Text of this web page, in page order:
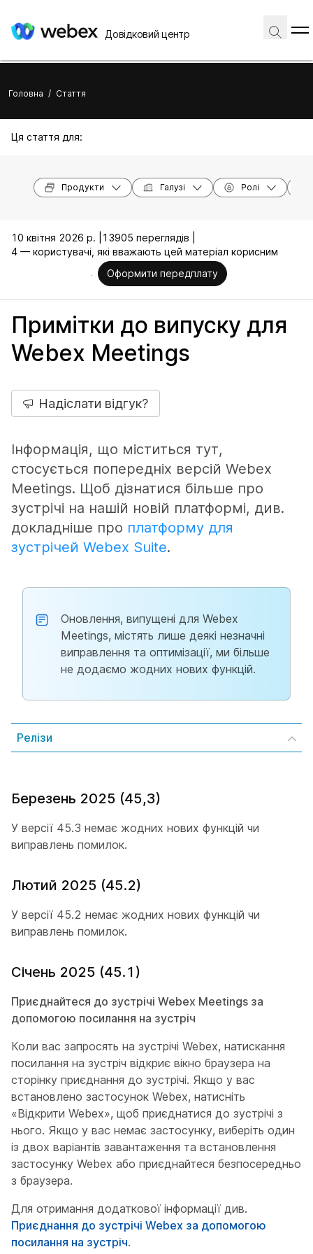
Довідковий центр
Головна / Стаття
Ця стаття для:
Продукти Галузі Ролі
10 квітня 2026 р. |
13905 переглядів |
4 — користувачі, які вважають цей матеріал корисним
Оформити передплату
Примітки до випуску для
Webex Meetings
Надіслати відгук?
Інформація, що міститься тут,
стосується попередніх версій Webex
Meetings. Щоб дізнатися більше про
зустрічі на нашій новій платформі, див.
докладніше про платформу для
зустрічей Webex Suite.
Оновлення, випущені для Webex
Meetings, містять лише деякі незначні
виправлення та оптимізації, ми більше
не додаємо жодних нових функцій.
Релізи
Березень 2025 (45,3)
У версії 45.3 немає жодних нових функцій чи
виправлень помилок.
Лютий 2025 (45.2)
У версії 45.2 немає жодних нових функцій чи
виправлень помилок.
Січень 2025 (45.1)
Приєднайтеся до зустрічі Webex Meetings за
допомогою посилання на зустріч
Коли вас запросять на зустрічі Webex, натискання
посилання на зустріч відкриє вікно браузера на
сторінку приєднання до зустрічі. Якщо у вас
встановлено застосунок Webex, натисніть
«Відкрити Webex», щоб приєднатися до зустрічі з
нього. Якщо у вас немає застосунку, виберіть один
із двох варіантів завантаження та встановлення
застосунку Webex або приєднайтеся безпосередньо
з браузера.
Для отримання додаткової інформації див.
Приєднання до зустрічі Webex за допомогою
посилання на зустріч.